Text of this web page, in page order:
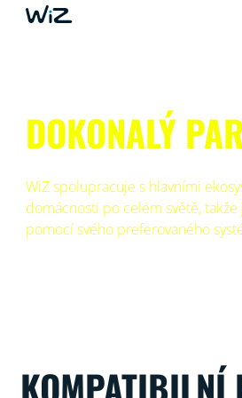
DOKONALÝ
WiZ spolupracuje s hlavními
domácnosti po celém světě,
pomocí svého preferovaného
KOMPATIBILNÍ